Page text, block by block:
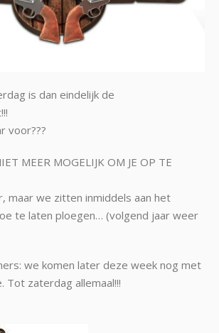
is dan eindelijk de
voor???
MEER MOGELIJK OM JE OP TE
maar we zitten inmiddels aan het
te laten ploegen… (volgend jaar weer
we komen later deze week nog met
Tot zaterdag allemaal!!!